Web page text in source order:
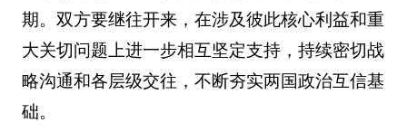
期。双方要继往开来，在涉及彼此核心利益和重
大关切问题上进一步相互坚定支持，持续密切战
略沟通和各层级交往，不断夯实两国政治互信基
础。